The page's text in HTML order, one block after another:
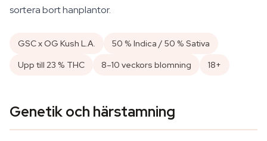
sortera bort hanplantor.
GSC x OG Kush L.A.
50 % Indica / 50 % Sativa
Upp till 23 % THC
8–10 veckors blomning 18+
Genetik och härstamning